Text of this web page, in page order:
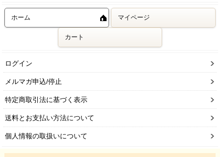
ホーム マイページ
カート
ログイン
メルマガ申込/停止
特定商取引法に基づく表示
送料とお支払い方法について
個人情報の取扱いについて